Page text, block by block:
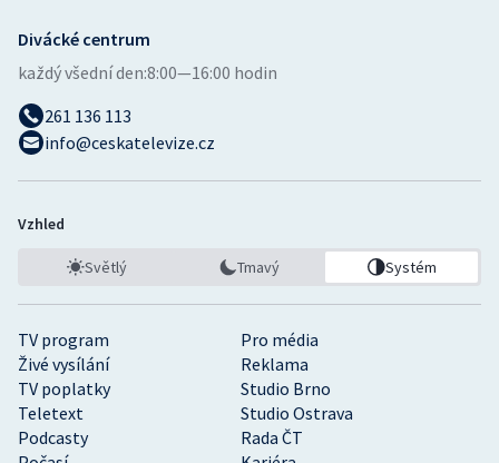
TV program
Pro média
Živé vysílání
Reklama
TV poplatky
Studio Brno
Teletext
Studio Ostrava
Podcasty
Rada ČT
Divácké centrum
každý všední den:8:00—16:00 hodin
261 136 113
info@ceskatelevize.cz
Vzhled
Světlý Tmavý Systém